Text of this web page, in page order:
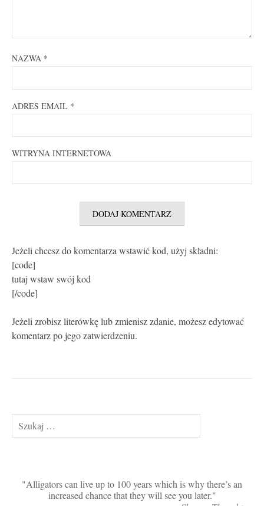
NAZWA *
ADRES EMAIL *
WITRYNA INTERNETOWA
Jeżeli chcesz do komentarza wstawić kod, użyj składni:
[code]
tutaj wstaw swój kod
[/code]
Jeżeli zrobisz literówkę lub zmienisz zdanie, możesz edytować
komentarz po jego zatwierdzeniu.
Szukaj:
Alligators can live up to 100 years which is why there’s an
increased chance that they will see you later.